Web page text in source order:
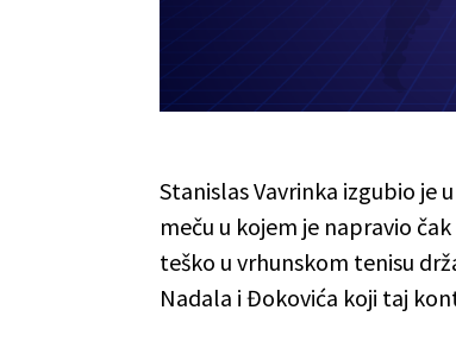
Stanislas Vavrinka izgubio je
meču u kojem je napravio
teško u vrhunskom tenisu
Nadala i Đokovića koji taj